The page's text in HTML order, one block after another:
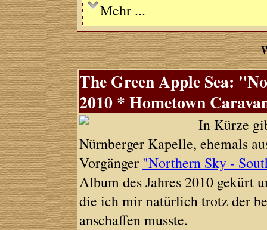
Mehr ...
The Green Apple Sea:
2010 * Hometown
In Kürze
Nürnberger Kapelle, ehemals
Vorgänger "Northern Sky -
Album des Jahres 2010 gekürt
die ich mir natürlich trotz der
anschaffen musste.